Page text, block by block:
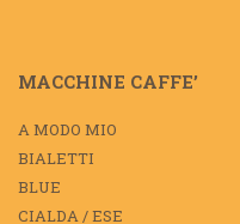
MACCHINE CAFFE’
A MODO MIO
BIALETTI
BLUE
CIALDA / ESE